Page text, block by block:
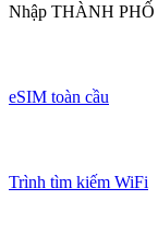
Nhập THÀNH PHỐ
eSIM toàn cầu
Trình tìm kiếm WiFi